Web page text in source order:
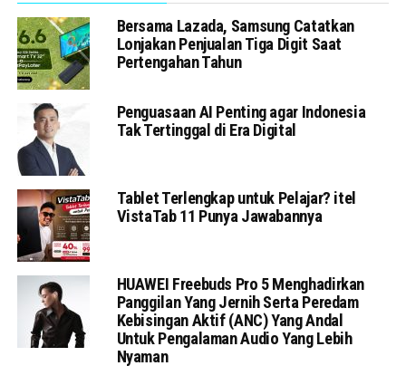
Bersama Lazada, Samsung Catatkan
Lonjakan Penjualan Tiga Digit Saat
Pertengahan Tahun
Penguasaan AI Penting agar Indonesia
Tak Tertinggal di Era Digital
Tablet Terlengkap untuk Pelajar? itel
VistaTab 11 Punya Jawabannya
HUAWEI Freebuds Pro 5 Menghadirkan
Panggilan Yang Jernih Serta Peredam
Kebisingan Aktif (ANC) Yang Andal
Untuk Pengalaman Audio Yang Lebih
Nyaman